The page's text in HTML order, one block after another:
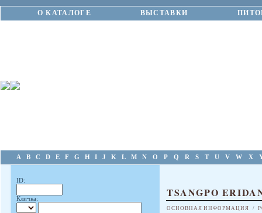
О КАТАЛОГЕ ВЫСТАВКИ
A B C D E F G H I J K L M N O P Q R S T U V W X
ID:
Кличка: TSANGPO
ОСНОВНАЯ ИНФОРМАЦИЯ /